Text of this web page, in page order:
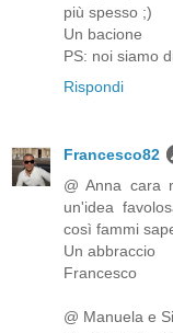
più spesso ;)
Un bacione
PS: noi siamo
Rispondi
Francesco82
@ Anna cara
un'idea
così fammi
Un abbraccio
Francesco
@ Manuela e